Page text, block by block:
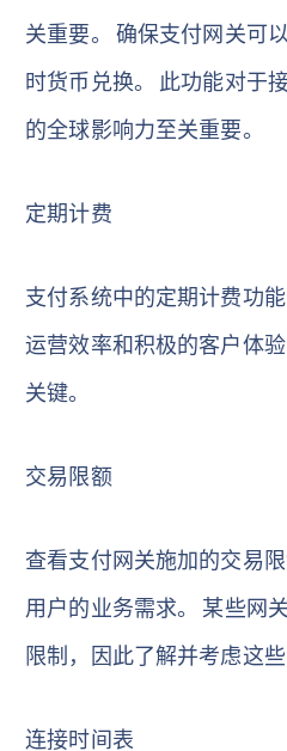
关重要。 确保支付网关可
时货币兑换。 此功能对于
的全球影响力至关重要。
定期计费
支付系统中的定期计费功
运营效率和积极的客户体
关键。
交易限额
查看支付网关施加的交易
用户的业务需求。 某些网
限制，因此了解并考虑这些
连接时间表